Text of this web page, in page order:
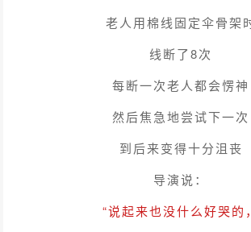
老人用棉线固定伞骨架
线断了8次
每断一次老人都会愣神
然后焦急地尝试下一次
到后来变得十分沮丧
导演说：
“说起来也没什么好哭的，